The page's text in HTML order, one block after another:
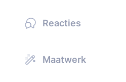
Reacties
Maatwerk